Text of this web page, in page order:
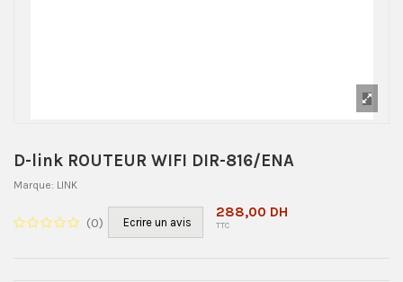
D-link ROUTEUR WIFI DIR-816/ENA
Marque: LINK
(0) Ecrire un avis
288,00 DH
TTC